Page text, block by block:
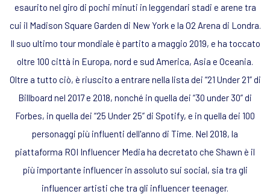
esaurito nel giro di pochi minuti in leggendari stadi e arene tra
cui il Madison Square Garden di New York e la O2 Arena di Londra.
Il suo ultimo tour mondiale è partito a maggio 2019, e ha toccato
oltre 100 città in Europa, nord e sud America, Asia e Oceania.
Oltre a tutto ciò, è riuscito a entrare nella lista dei “21 Under 21” di
Billboard nel 2017 e 2018, nonché in quella dei “30 under 30” di
Forbes, in quella dei “25 Under 25” di Spotify, e in quella dei 100
personaggi più influenti dell'anno di Time. Nel 2018, la
piattaforma ROI Influencer Media ha decretato che Shawn è il
più importante influencer in assoluto sui social, sia tra gli
influencer artisti che tra gli influencer teenager.